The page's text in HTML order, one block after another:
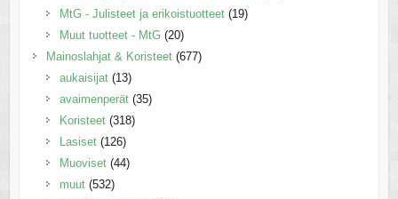
MtG - Julisteet ja erikoistuotteet (19)
Muut tuotteet - MtG (20)
Mainoslahjat & Koristeet (677)
aukaisijat (13)
avaimenperät (35)
Koristeet (318)
Lasiset (126)
Muoviset (44)
muut (532)